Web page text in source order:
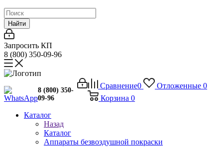
Найти
Запросить КП
8 (800) 350-09-96
Сравнение0 Отложенные 0
Корзина 0
8 (800) 350-
09-96
Каталог
Назад
Каталог
Аппараты безвоздушной покраски